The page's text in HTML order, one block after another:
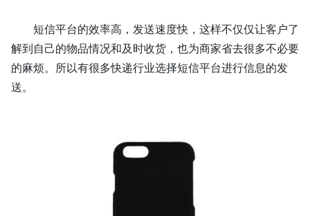
短信平台的效率高，发送速度快，这样不仅仅让客户了
解到自己的物品情况和及时收货，也为商家省去很多不必要
的麻烦。所以有很多快递行业选择短信平台进行信息的发
送。